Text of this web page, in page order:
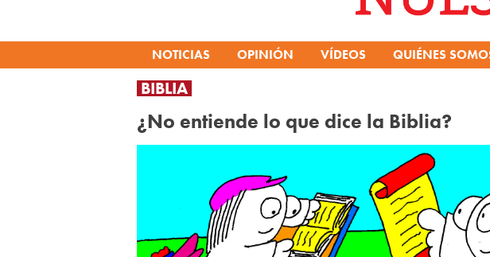
NOTICIAS OPINIÓN VÍDEOS QUIÉNES
BIBLIA
¿No entiende lo que dice la Biblia?